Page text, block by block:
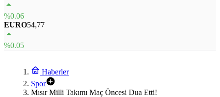
%0.06
EURO54,77
%0.05
Haberler
Spor
Mısır Milli Takımı Maç Öncesi Dua Etti!